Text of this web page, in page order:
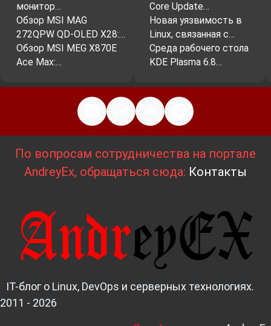
монитор…
Обзор MSI MAG
272QPW QD-OLED X28:…
Обзор MSI MEG X870E
Ace Max:…
Core Update…
Новая уязвимость в
Linux, связанная с…
Среда рабочего стола
KDE Plasma 6.8…
По вопросам сотрудничества на портале
AndreyEx, обращаться сюда: Контакты
IT-блог о Linux, DevOps и серверных технологиях.
2011 - 2026